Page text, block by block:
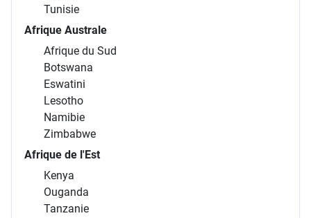
Tunisie
Afrique Australe
Afrique du Sud
Botswana
Eswatini
Lesotho
Namibie
Zimbabwe
Afrique de l'Est
Kenya
Ouganda
Tanzanie